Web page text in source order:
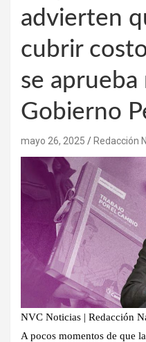
advierten
cubrir
se aprueba
Gobierno
mayo 26, 2025 Redacción
NVC Noticias | Redacción
A pocos momentos de que